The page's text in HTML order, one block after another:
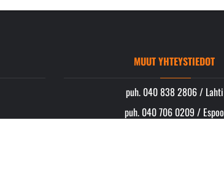
MUUT YHTEYSTIEDOT
puh. 040 838 2806 / Lahti
puh. 040 706 0209 / Espoo